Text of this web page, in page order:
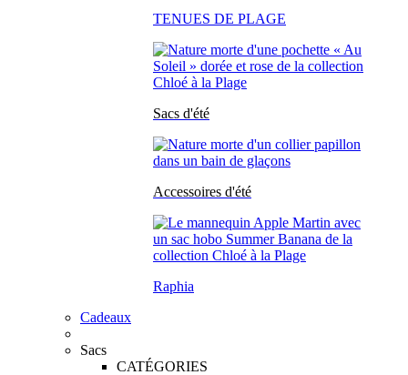
TENUES DE PLAGE
Sacs d'été
Accessoires d'été
Raphia
Cadeaux
Sacs
CATÉGORIES